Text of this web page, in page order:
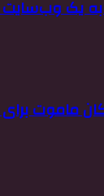
یک وب‌سایت
ماموت